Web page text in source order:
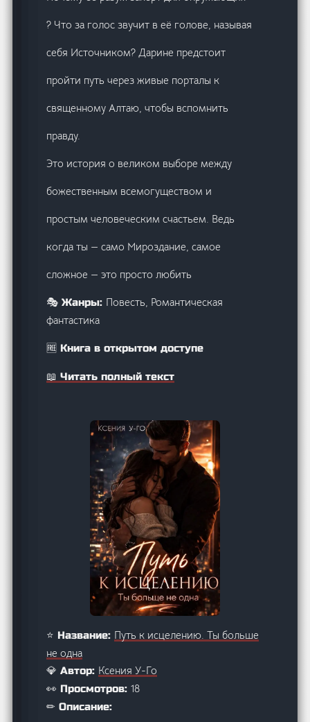
? Что за голос звучит в её голове, называя
себя Источником? Дарине предстоит
пройти путь через живые порталы к
священному Алтаю, чтобы вспомнить
правду.
Это история о великом выборе между
божественным всемогуществом и
простым человеческим счастьем. Ведь
когда ты — само Мироздание, самое
сложное — это просто любить
🎭 Жанры: Повесть, Романтическая
фантастика
🆓 Книга в открытом доступе
📖 Читать полный текст
⭐ Название: Путь к исцелению. Ты больше
не одна
💎 Автор: Ксения У-Го
👀 Просмотров:18
✏ Описание: